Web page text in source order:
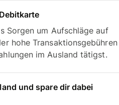
Sorgen um Aufschläge auf
hohe Transaktionsgebühren
im Ausland tätigst.
und spare dir dabei